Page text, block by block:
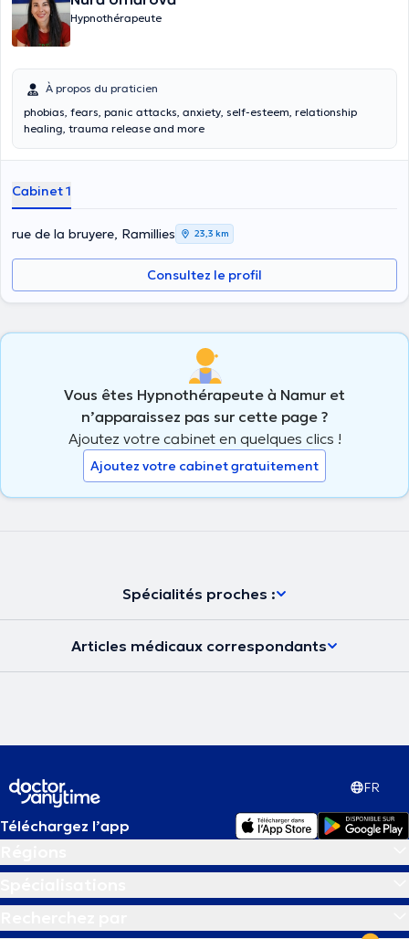
Hypnothérapeute
À propos du praticien
phobias, fears, panic attacks, anxiety, self-esteem, relationship
healing, trauma release and more
Cabinet 1
rue de la bruyere, Ramillies 23,3 km
Consultez le profil
Vous êtes Hypnothérapeute à Namur et
n’apparaissez pas sur cette page ?
Ajoutez votre cabinet en quelques clics !
Ajoutez votre cabinet gratuitement
Spécialités proches :
Articles médicaux correspondants
FR
Téléchargez l’app